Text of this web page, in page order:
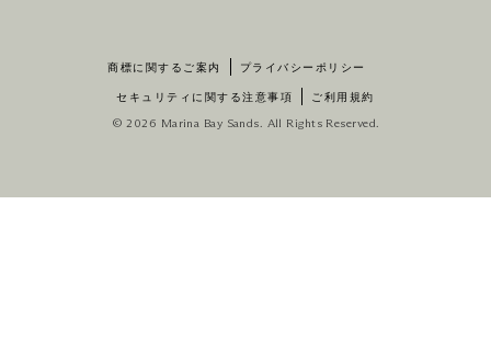
商標に関するご案内 プライバシーポリシー
セキュリティに関する注意事項 ご利用規約
© 2026 Marina Bay Sands. All Rights Reserved.